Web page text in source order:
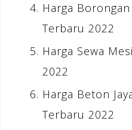
Harga
Terbaru 2022
Harga Sewa
2022
Harga Beton
Terbaru 2022